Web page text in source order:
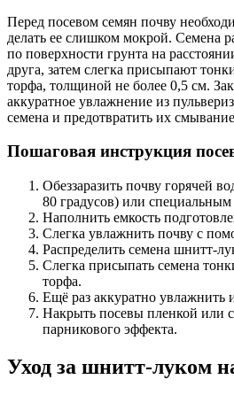
Перед посевом семян почву
делать ее слишком мокрой. Семена
по поверхности грунта на
друга, затем слегка присыпают
торфа, толщиной не более 0,5 см.
аккуратное увлажнение из
семена и предотвратить их
Пошаговая инструкция
Обеззаразить почву горячей
80 градусов) или специальным
Наполнить емкость
Слегка увлажнить почву с
Распределить семена шнитт-
Слегка присыпать семена
торфа.
Ещё раз аккуратно увлажнить
Накрыть посевы пленкой или
парникового эффекта.
Уход за шнитт-луком